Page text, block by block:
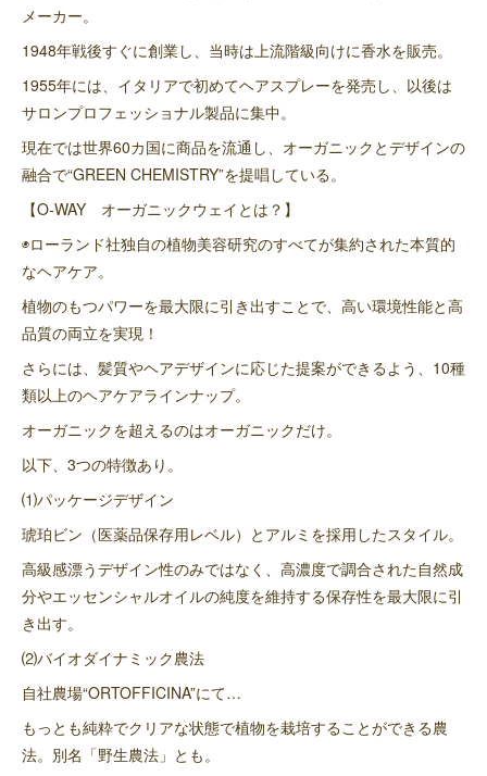
メーカー。
1948年戦後すぐに創業し、当時は上流階級向けに香水を販売。
1955年には、イタリアで初めてヘアスプレーを発売し、以後は
サロンプロフェッショナル製品に集中。
現在では世界60カ国に商品を流通し、オーガニックとデザインの
融合で“GREEN CHEMISTRY”を提唱している。
【O-WAY オーガニックウェイとは？】
◉ローランド社独自の植物美容研究のすべてが集約された本質的
なヘアケア。
植物のもつパワーを最大限に引き出すことで、高い環境性能と高
品質の両立を実現！
さらには、髪質やヘアデザインに応じた提案ができるよう、10種
類以上のヘアケアラインナップ。
オーガニックを超えるのはオーガニックだけ。
以下、3つの特徴あり。
⑴パッケージデザイン
琥珀ビン（医薬品保存用レベル）とアルミを採用したスタイル。
高級感漂うデザイン性のみではなく、高濃度で調合された自然成
分やエッセンシャルオイルの純度を維持する保存性を最大限に引
き出す。
⑵バイオダイナミック農法
自社農場“ORTOFFICINA”にて…
もっとも純粋でクリアな状態で植物を栽培することができる農
法。別名「野生農法」とも。